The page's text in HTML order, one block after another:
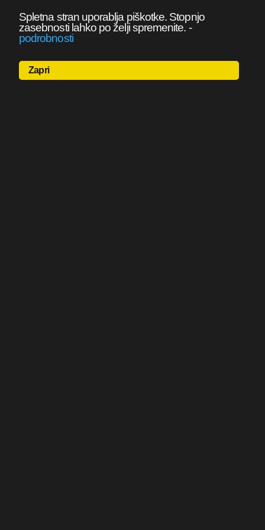
Spletna stran uporablja piškotke. Stopnjo
zasebnosti lahko po želji spremenite. -
podrobnosti
Zapri